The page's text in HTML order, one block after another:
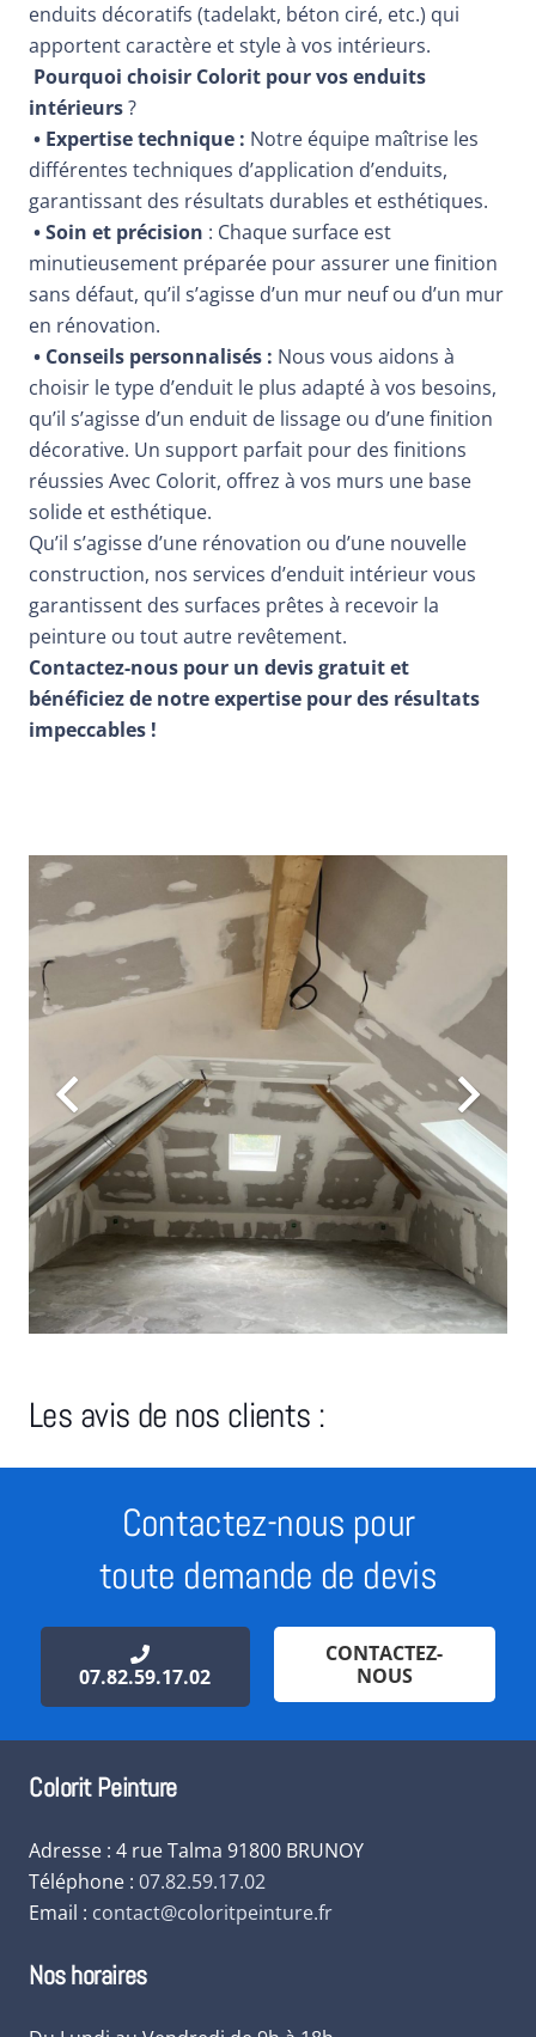
enduits décoratifs (tadelakt, béton ciré, etc.) qui
apportent caractère et style à vos intérieurs.
Pourquoi choisir Colorit pour vos enduits
intérieurs?
• Expertise technique : Notre équipe maîtrise les
différentes techniques d’application d’enduits,
garantissant des résultats durables et esthétiques.
• Soin et précision : Chaque surface est
minutieusement préparée pour assurer une finition
sans défaut, qu’il s’agisse d’un mur neuf ou d’un mur
en rénovation.
• Conseils personnalisés : Nous vous aidons à
choisir le type d’enduit le plus adapté à vos besoins,
qu’il s’agisse d’un enduit de lissage ou d’une finition
décorative. Un support parfait pour des finitions
réussies Avec Colorit, offrez à vos murs une base
solide et esthétique.
Qu’il s’agisse d’une rénovation ou d’une nouvelle
construction, nos services d’enduit intérieur vous
garantissent des surfaces prêtes à recevoir la
peinture ou tout autre revêtement.
Contactez-nous pour un devis gratuitet
bénéficiez de notre expertise pour des résultats
impeccables !
Les avis de nos clients :
Contactez-nous pour
toute demande de devis
07.82.59.17.02
CONTACTEZ-
NOUS
Colorit Peinture
Adresse : 4 rue Talma 91800 BRUNOY
Téléphone : 07.82.59.17.02
Email : contact@coloritpeinture.fr
Nos horaires